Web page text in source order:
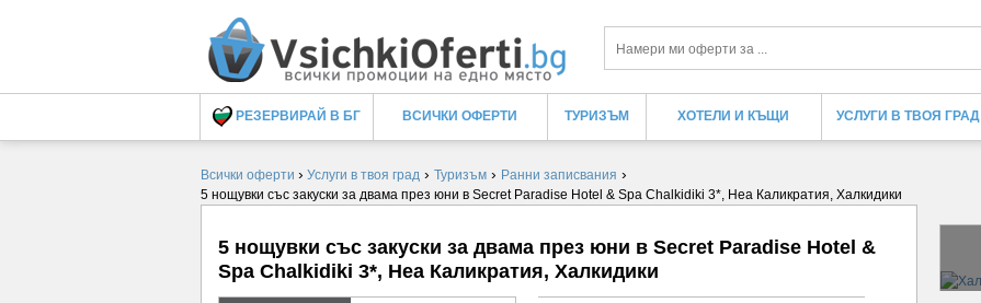
Търси
РЕЗЕРВИРАЙ В БГ ВСИЧКИ ОФЕРТИ ТУРИЗЪМ ХОТЕЛИ И КЪЩИ УСЛУГИ В ТВОЯ ГРАД
Всички оферти › Услуги в твоя град › Туризъм › Ранни записвания ›
5 нощувки със закуски за двама през юни в Secret Paradise Hotel & Spa Chalkidiki 3*, Неа Каликратия, Халкидики
5 нощувки със закуски за двама през юни в Secret Paradise Hotel &
Spa Chalkidiki 3*, Неа Каликратия, Халкидики